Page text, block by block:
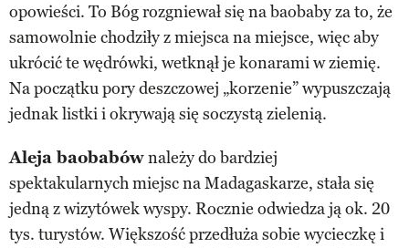
opowieści. To Bóg rozgniewał się na baobaby za to, że
samowolnie chodziły z miejsca na miejsce, więc aby
ukrócić te wędrówki, wetknął je konarami w ziemię.
Na początku pory deszczowej „korzenie” wypuszczają
jednak listki i okrywają się soczystą zielenią.
Aleja baobabównależy do bardziej
spektakularnych miejsc na Madagaskarze, stała się
jedną z wizytówek wyspy. Rocznie odwiedza ją ok. 20
tys. turystów. Większość przedłuża sobie wycieczkę i